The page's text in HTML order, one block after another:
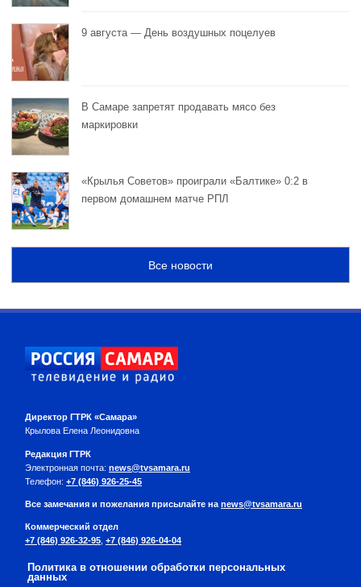
9 августа — День воздушных поцелуев
В Самаре запретят продавать мясо без
маркировки
«Крылья Советов» проиграли «Балтике» 0:2 в
первом домашнем матче РПЛ
Все новости
Директор ГТРК «Самара»
Крылова Елена Леонидовна
Редакция ГТРК
Электронная почта: news@tvsamara.ru
Телефон: +7 (846) 926-25-45
Все замечания и пожелания присылайте на news@tvsamara.ru
Коммерческий отдел
+7 (846) 926-32-95 +7 (846) 926-04-04
Политика в отношении обработки персональных
данных